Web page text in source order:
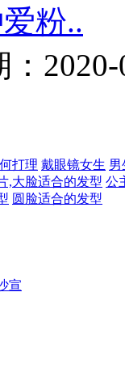
粉..
2020-
打理 戴眼镜女生 男
,大脸适合的发型 公
圆脸适合的发型
宣